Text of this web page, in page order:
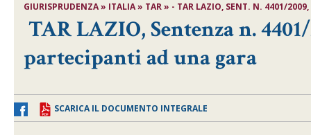
GIURISPRUDENZA » ITALIA » TAR » - TAR LAZIO, SENT. N. 4401/2009,
TAR LAZIO, Sentenza n.
partecipanti ad una gara
SCARICA IL DOCUMENTO INTEGRALE